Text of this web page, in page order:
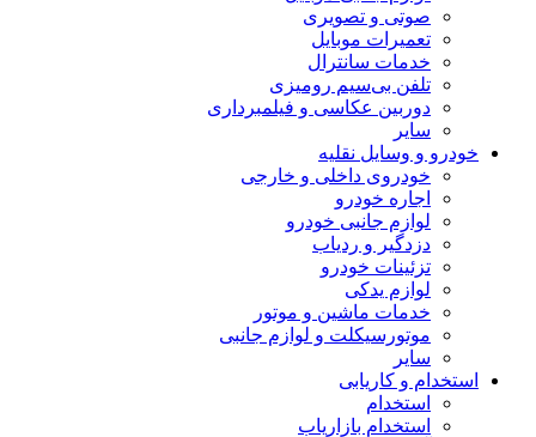
صوتی و تصویری
تعمیرات موبایل
خدمات سانترال
تلفن بی‌سیم رومیزی
دوربین عکاسی و فیلمبرداری
سایر
خودرو و وسایل نقلیه
خودروی داخلی و خارجی
اجاره خودرو
لوازم جانبی خودرو
دزدگیر و ردیاب
تزئینات خودرو
لوازم یدکی
خدمات ماشین و موتور
موتورسیکلت و لوازم جانبی
سایر
استخدام و کاریابی
استخدام
استخدام بازاریاب